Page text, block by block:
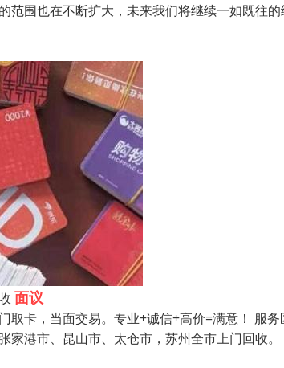
范围也在不断扩大，未来我们将继续一如既往
面议
取卡，当面交易。专业+诚信+高价=满意！ 服
家港市、昆山市、太仓市，苏州全市上门回收